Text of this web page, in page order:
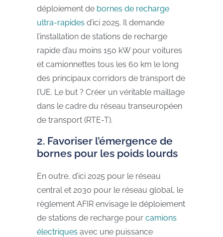
déploiement de bornes de recharge
ultra-rapides d’ici 2025. Il demande
l’installation de stations de recharge
rapide d’au moins 150 kW pour voitures
et camionnettes tous les 60 km le long
des principaux corridors de transport de
l’UE. Le but ? Créer un véritable maillage
dans le cadre du réseau transeuropéen
de transport (RTE-T).
2. Favoriser l’émergence de
bornes pour les poids lourds
En outre, d’ici 2025 pour le réseau
central et 2030 pour le réseau global, le
règlement AFIR envisage le déploiement
de stations de recharge pour camions
électriques avec une puissance